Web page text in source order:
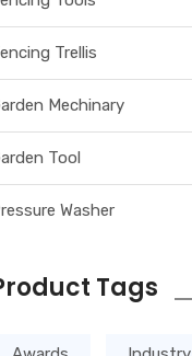
Trellis
Mechinary
Tool
Washer
Tags